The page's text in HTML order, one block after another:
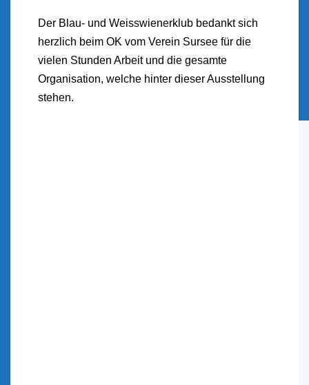
Der Blau- und Weisswienerklub bedankt sich
herzlich beim OK vom Verein Sursee für die
vielen Stunden Arbeit und die gesamte
Organisation, welche hinter dieser Ausstellung
stehen.